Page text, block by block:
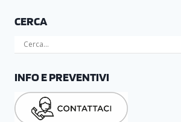
CERCA
INFO E PREVENTIVI